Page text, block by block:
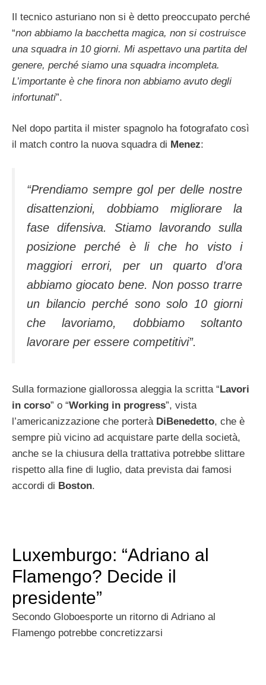
Il tecnico asturiano non si è detto preoccupato perché
“non abbiamo la bacchetta magica, non si costruisce
una squadra in 10 giorni. Mi aspettavo una partita del
genere, perché siamo una squadra incompleta.
L’importante è che finora non abbiamo avuto degli
infortunati”.
Nel dopo partita il mister spagnolo ha fotografato così
il match contro la nuova squadra di Menez:
“Prendiamo sempre gol per delle nostre
disattenzioni, dobbiamo migliorare la
fase difensiva. Stiamo lavorando sulla
posizione perché è li che ho visto i
maggiori errori, per un quarto d’ora
abbiamo giocato bene. Non posso trarre
un bilancio perché sono solo 10 giorni
che lavoriamo, dobbiamo soltanto
lavorare per essere competitivi”.
Sulla formazione giallorossa aleggia la scritta “ Lavori
in corso” o “Working in progress”, vista
l’americanizzazione che porterà DiBenedetto, che è
sempre più vicino ad acquistare parte della società,
anche se la chiusura della trattativa potrebbe slittare
rispetto alla fine di luglio, data prevista dai famosi
accordi di Boston.
Luxemburgo: “Adriano al
Flamengo? Decide il
presidente”
Secondo Globoesporte un ritorno di Adriano al
Flamengo potrebbe concretizzarsi